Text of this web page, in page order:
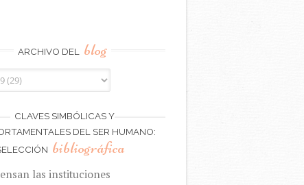
ARCHIVO DEL blog
CLAVES SIMBÓLICAS Y
DEL SER HUMANO:
bibliográfica
las instituciones